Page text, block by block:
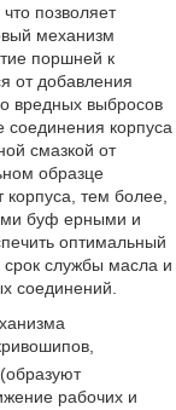
позволяет
механизм
поршней к
от добавления
вредных выбросов
корпуса
смазкой от
образце
тем более,
буф ерными и
оптимальный
службы масла и
соединений.
рабочих и